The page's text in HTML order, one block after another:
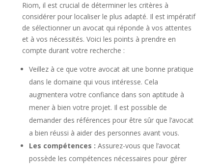
Riom, il est crucial de déterminer les critères à
considérer pour localiser le plus adapté. Il est impératif
de sélectionner un avocat qui réponde à vos attentes
et à vos nécessités. Voici les points à prendre en
compte durant votre recherche :
Veillez à ce que votre avocat ait une bonne pratique
dans le domaine qui vous intéresse. Cela
augmentera votre confiance dans son aptitude à
mener à bien votre projet. Il est possible de
demander des références pour être sûr que l’avocat
a bien réussi à aider des personnes avant vous.
Les compétences : Assurez-vous que l’avocat
possède les compétences nécessaires pour gérer